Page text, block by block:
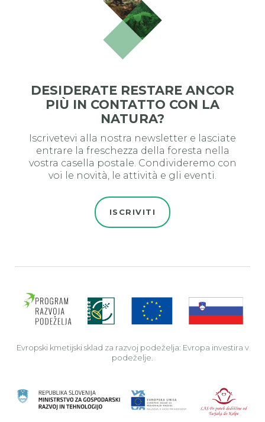
DESIDERATE RESTARE ANCOR
PIÙ IN CONTATTO CON LA
NATURA?
Iscrivetevi alla nostra newsletter e lasciate
entrare la freschezza della foresta nella
vostra casella postale. Condivideremo con
voi le novità, le attività e gli eventi.
ISCRIVITI
Evropski kmetijski sklad za razvoj podeželja: Evropa investira v
podeželje.